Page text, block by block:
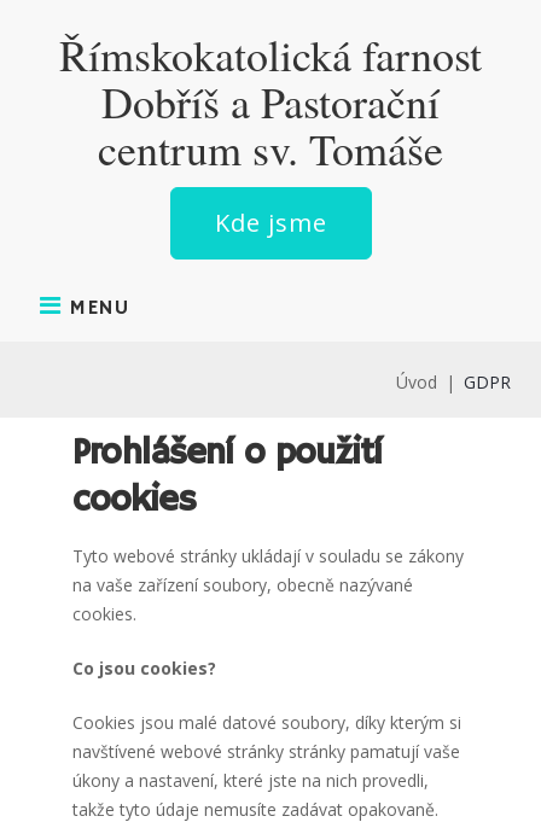
Římskokatolická farnost
Dobříš a Pastorační
centrum sv. Tomáše
Kde jsme
MENU
Úvod | GDPR
Prohlášení o použití
cookies
Tyto webové stránky ukládají v souladu se zákony
na vaše zařízení soubory, obecně nazývané
cookies.
Co jsou cookies?
Cookies jsou malé datové soubory, díky kterým si
navštívené webové stránky stránky pamatují vaše
úkony a nastavení, které jste na nich provedli,
takže tyto údaje nemusíte zadávat opakovaně.